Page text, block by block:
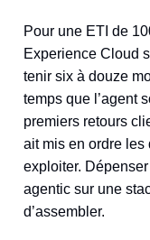
Pour une ETI de
Experience Cloud
tenir six à douze
temps que l’agent
premiers retours
ait mis en ordre
exploiter.
agentic sur une
d’assembler.